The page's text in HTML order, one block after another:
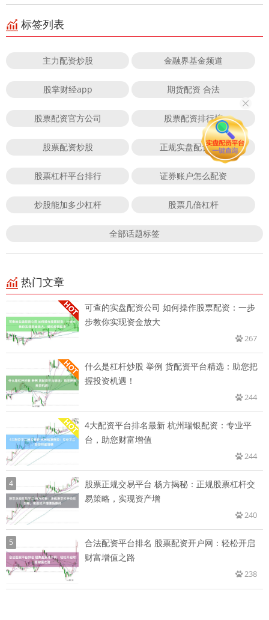
标签列表
主力配资炒股 金融界基金频道
股掌财经app 期货配资 合法
股票配资官方公司 股票配资排行榜
股票配资炒股 正规实盘配资平台
股票杠杆平台排行 证券账户怎么配资
炒股能加多少杠杆 股票几倍杠杆
全部话题标签
热门文章
可查的实盘配资公司 如何操作股票配资：一步
步教你实现资金放大
267
什么是杠杆炒股 举例 货配资平台精选：助您把
握投资机遇！
244
4大配资平台排名最新 杭州瑞银配资：专业平
台，助您财富增值
244
4
股票正规交易平台 杨方揭秘：正规股票杠杆交
易策略，实现资产增
240
5
合法配资平台排名 股票配资开户网：轻松开启
财富增值之路
238